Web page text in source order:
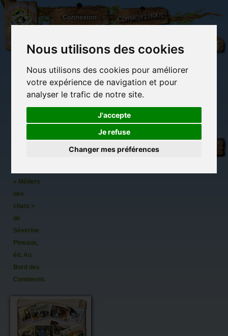
Nous utilisons des cookies
Nous utilisons des cookies pour améliorer
votre expérience de navigation et pour
analyser le trafic de notre site.
J'accepte
Je refuse
Changer mes préférences
L'Arbre
aux
100.000
Connexion Contactez-nous
(vide)
Librairie des
Carterie
originale
Activités
détente et jeux
Objets déco et
« Métiers
des
chats »
de
Séverine
Pineaux,
éd. Au
Bord des
Continents...